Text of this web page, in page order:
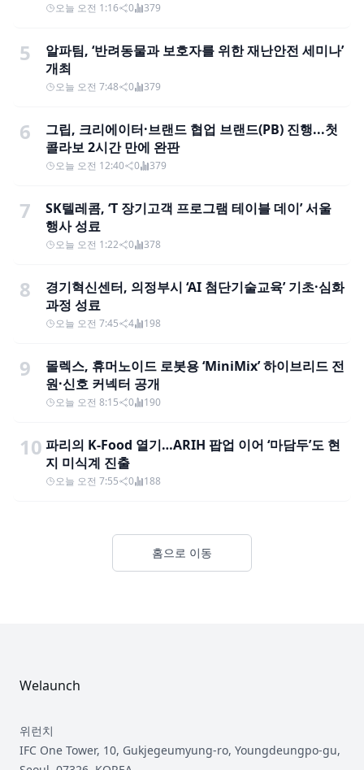
오늘 오전 1:16 0 379
5
알파팀, ‘반려동물과 보호자를 위한 재난안전 세미나’
개최
오늘 오전 7:48 0 379
6
그립, 크리에이터·브랜드 협업 브랜드(PB) 진행...첫
콜라보 2시간 만에 완판
오늘 오전 12:40 0 379
7
SK텔레콤, ‘T 장기고객 프로그램 테이블 데이’ 서울
행사 성료
오늘 오전 1:22 0 378
8
경기혁신센터, 의정부시 ‘AI 첨단기술교육’ 기초·심화
과정 성료
오늘 오전 7:45 4 198
9
몰렉스, 휴머노이드 로봇용 ‘MiniMix’ 하이브리드 전
원·신호 커넥터 공개
오늘 오전 8:15 0 190
10 파리의 K-Food 열기…ARIH 팝업 이어 ‘마담두’도 현
지 미식계 진출
오늘 오전 7:55 0 188
홈으로 이동
Welaunch
위런치
IFC One Tower, 10, Gukjegeumyung-ro, Youngdeungpo-gu,